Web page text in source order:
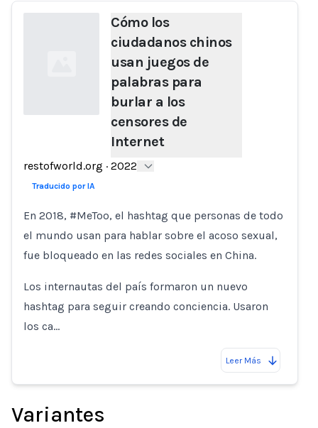
Cómo los
ciudadanos chinos
usan juegos de
palabras para
burlar a los
censores de
Internet
restofworld.org · 2022
Traducido por IA
En 2018, #MeToo, el hashtag que personas de todo
el mundo usan para hablar sobre el acoso sexual,
fue bloqueado en las redes sociales en China.
Los internautas del país formaron un nuevo
hashtag para seguir creando conciencia. Usaron
los ca…
Leer Más
Variantes